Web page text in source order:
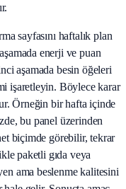
sayfasını haftalık plan
enerji ve puan
aşamada besin öğeleri
işaretleyin. Böylece karar
Örneğin bir hafta içinde
bu panel üzerinden
biçimde görebilir, tekrar
paketli gıda veya
ama beslenme kalitesini